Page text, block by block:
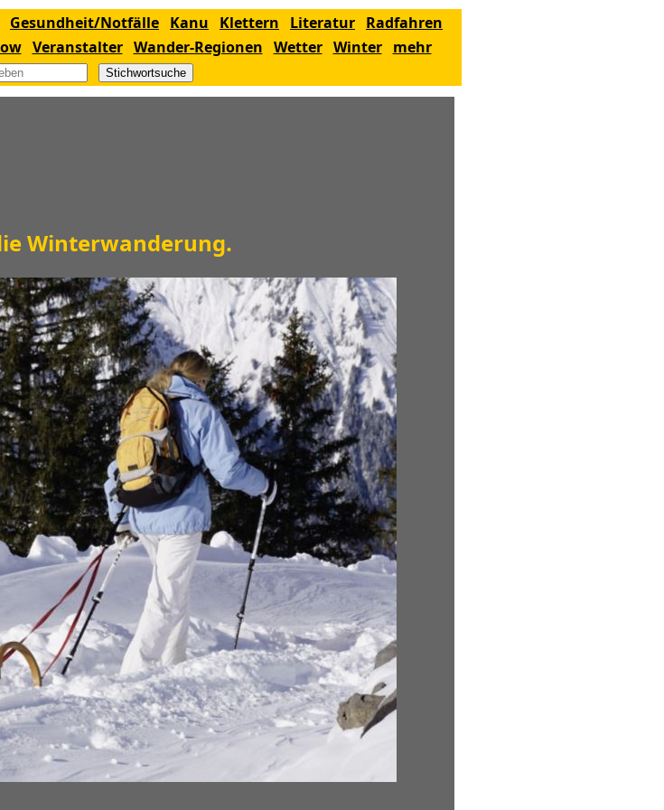
Gesundheit/Notfälle Kanu Klettern Literatur Radfahren
Veranstalter Wander-Regionen Wetter Winter mehr
Stichwortsuche
Winterwanderung.